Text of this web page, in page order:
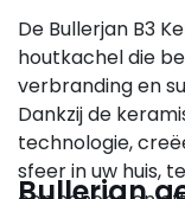
De Bullerjan B3
houtkachel die
verbranding en
Dankzij de
technologie,
sfeer in uw huis,
Bullerjan